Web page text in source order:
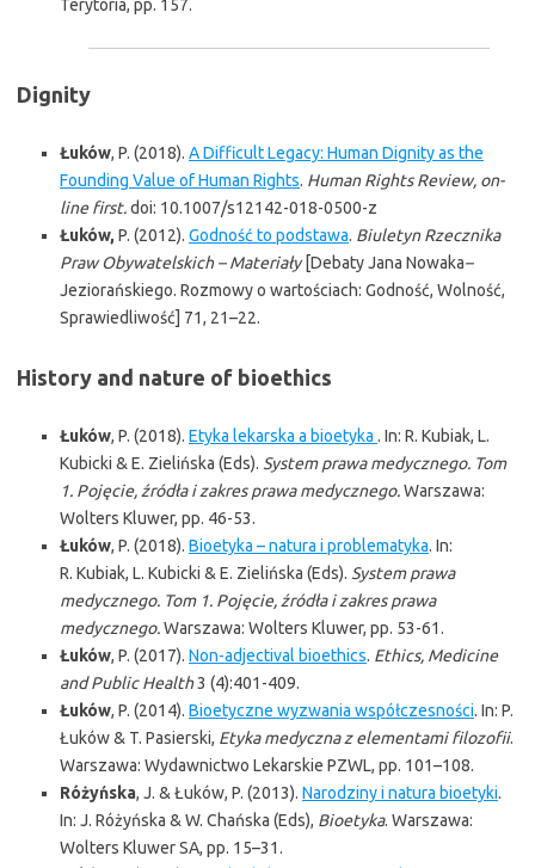
Terytoria, pp. 157.
Dignity
Łuków, P. (2018). A Difficult Legacy: Human Dignity as the
Founding Value of Human Rights. Human Rights Review, on-
line first.doi: 10.1007/s12142-018-0500-z
Łuków, P. (2012). Godność to podstawa. Biuletyn Rzecznika
Praw Obywatelskich – Materiały [Debaty Jana Nowaka–
Jeziorańskiego. Rozmowy o wartościach: Godność, Wolność,
Sprawiedliwość] 71, 21–22.
History and nature of bioethics
Łuków, P. (2018). Etyka lekarska a bioetyka . In: R. Kubiak, L.
Kubicki & E. Zielińska (Eds). System prawa medycznego. Tom
1. Pojęcie, źródła i zakres prawa medycznego.Warszawa:
Wolters Kluwer, pp. 46-53.
Łuków, P. (2018). Bioetyka – natura i problematyka. In:
R. Kubiak, L. Kubicki & E. Zielińska (Eds). System prawa
medycznego. Tom 1. Pojęcie, źródła i zakres prawa
medycznego.Warszawa: Wolters Kluwer, pp. 53-61.
Łuków, P. (2017). Non-adjectival bioethics. Ethics, Medicine
and Public Health3 (4):401-409.
Łuków, P. (2014). Bioetyczne wyzwania współczesności. In: P.
Łuków & T. Pasierski, Etyka medyczna z elementami filozofii.
Warszawa: Wydawnictwo Lekarskie PZWL, pp. 101–108.
Różyńska, J. & Łuków, P. (2013). Narodziny i natura bioetyki.
In: J. Różyńska & W. Chańska (Eds), Bioetyka. Warszawa:
Wolters Kluwer SA, pp. 15–31.